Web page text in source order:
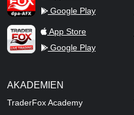
Google Play
TraderFox Live Trading
App Store
Google Play
AKADEMIEN
TraderFox Academy